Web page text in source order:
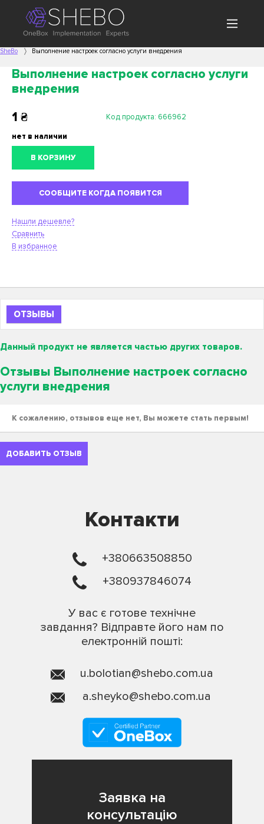
SheBo Выполнение настроек согласно услуги внедрения
Выполнение настроек согласно услуги
внедрения
1 ₴ Код продукта: 666962
нет в наличии
В КОРЗИНУ
СООБЩИТЕ КОГДА ПОЯВИТСЯ
Нашли дешевле?
Сравнить
В избранное
ОТЗЫВЫ
Данный продукт не является частью других товаров.
Отзывы Выполнение настроек согласно
услуги внедрения
К сожалению, отзывов еще нет, Вы можете стать первым!
ДОБАВИТЬ ОТЗЫВ
Контакти
+380663508850
+380937846074
У вас є готове технічне
завдання? Відправте його нам по
електронній пошті:
u.bolotian@shebo.com.ua
a.sheyko@shebo.com.ua
Заявка на
консультацію